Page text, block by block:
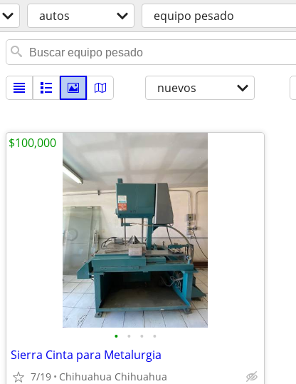
autos equipo pesado
nuevos
• • • •
Sierra Cinta para Metalurgia
7/19 Chihuahua Chihuahua
$100,000